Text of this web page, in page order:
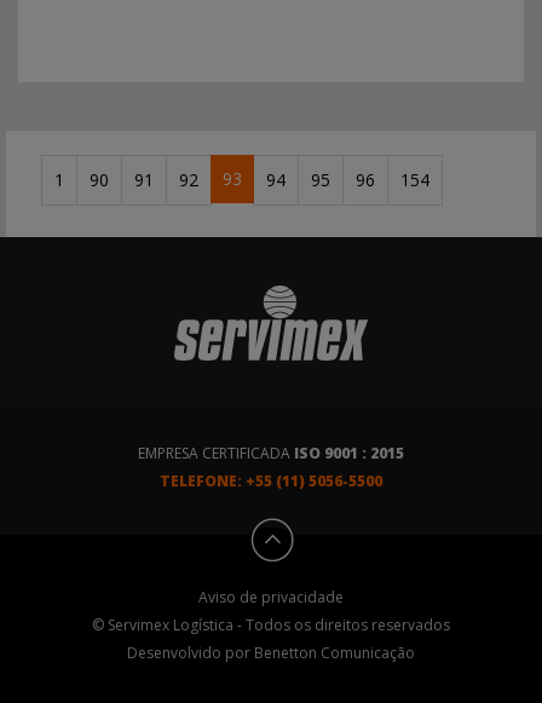
1 90 91 92 93 94 95 96 154
EMPRESA CERTIFICADA ISO 9001 : 2015
TELEFONE: +55 (11) 5056-5500
Aviso de privacidade
© Servimex Logística - Todos os direitos reservados
Desenvolvido por Benetton Comunicação